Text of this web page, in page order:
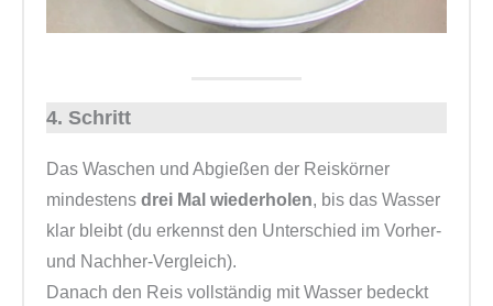
4. Schritt
Das Waschen und Abgießen der Reiskörner
mindestens drei Mal wiederholen, bis das Wasser
klar bleibt (du erkennst den Unterschied im Vorher-
und Nachher-Vergleich).
Danach den Reis vollständig mit Wasser bedeckt